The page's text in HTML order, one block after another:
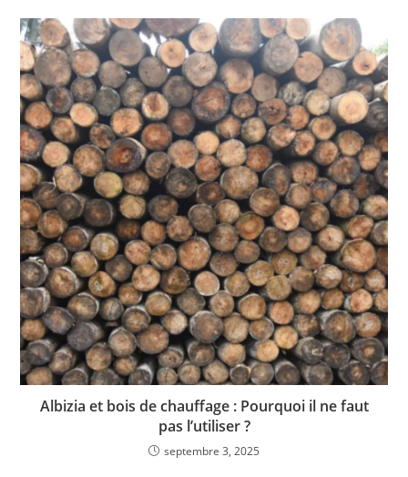
Albizia et bois de chauffage : Pourquoi il ne faut
pas l’utiliser ?
septembre 3, 2025